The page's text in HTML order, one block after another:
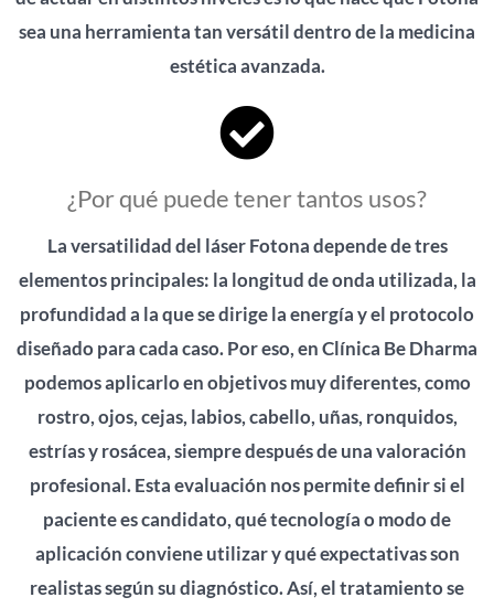
sea una herramienta tan versátil dentro de la medicina
estética avanzada.
¿Por qué puede tener tantos usos?
La versatilidad del láser Fotona depende de tres
elementos principales: la longitud de onda utilizada, la
profundidad a la que se dirige la energía y el protocolo
diseñado para cada caso. Por eso, en Clínica Be Dharma
podemos aplicarlo en objetivos muy diferentes, como
rostro, ojos, cejas, labios, cabello, uñas, ronquidos,
estrías y rosácea, siempre después de una valoración
profesional. Esta evaluación nos permite definir si el
paciente es candidato, qué tecnología o modo de
aplicación conviene utilizar y qué expectativas son
realistas según su diagnóstico. Así, el tratamiento se